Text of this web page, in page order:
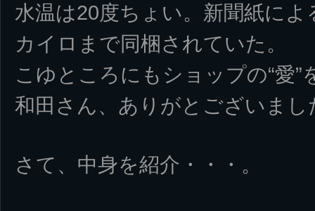
水温は20度ちょい。新聞紙に
カイロまで同梱されていた。
こゆところにもショップの“愛”
和田さん、ありがとございまし
さて、中身を紹介・・・。